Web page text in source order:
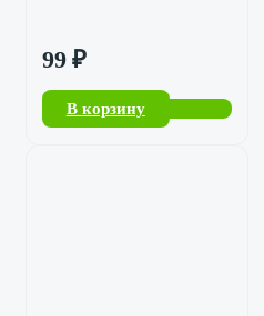
99 ₽
В корзину